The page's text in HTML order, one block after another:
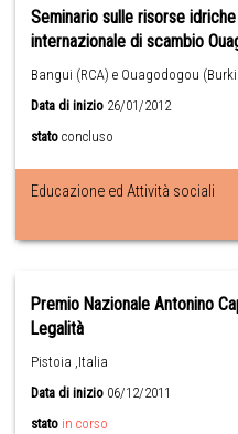
Seminario sulle risorse
internazionale di scambio
Bangui (RCA) e Ouagodogou
Data di inizio 26/01/2012
stato concluso
Educazione ed Attività sociali
Premio Nazionale Antonino
Legalità
Pistoia ,Italia
Data di inizio 06/12/2011
stato in corso